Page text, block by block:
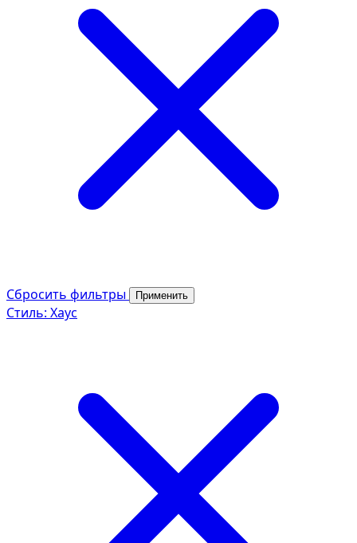
Сбросить фильтры Применить
Стиль: Хаус